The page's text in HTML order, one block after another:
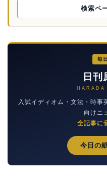
検索ペ
毎
日刊
入試イディオム・文法・時事
向けニ
全記事に
今日の